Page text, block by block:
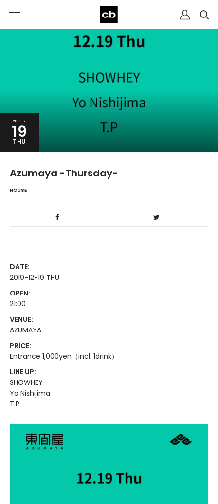
2019.12
19
THU
Azumaya -Thursday-
HOUSE
DATE:
2019-12-19 THU
OPEN:
21:00
VENUE:
AZUMAYA
PRICE:
Entrance 1,000yen（incl. 1drink）
LINE UP:
SHOWHEY
Yo Nishijima
T.P